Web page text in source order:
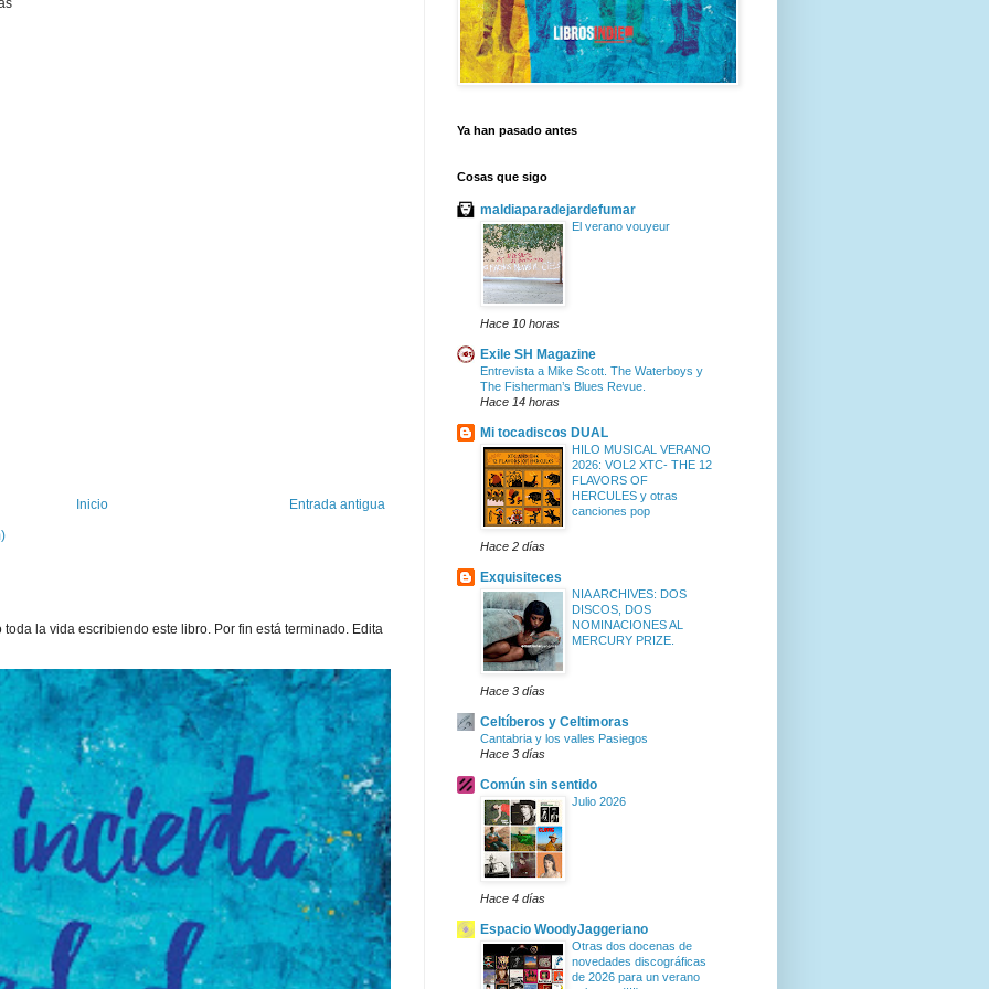
Entrada antigua
Inicio
la vida escribiendo este libro. Por fin está terminado. Edita
Ya han pasado antes
Cosas que sigo
maldiaparadejardefumar
El verano vouyeur
Hace 10 horas
Exile SH Magazine
Entrevista a Mike Scott. The Waterboys y
The Fisherman’s Blues Revue.
Hace 14 horas
Mi tocadiscos DUAL
HILO MUSICAL VERANO
2026: VOL2 XTC- THE 12
FLAVORS OF
HERCULES y otras
canciones pop
Hace 2 días
Exquisiteces
NIA ARCHIVES: DOS
DISCOS, DOS
NOMINACIONES AL
MERCURY PRIZE.
Hace 3 días
Celtíberos y Celtimoras
Cantabria y los valles Pasiegos
Hace 3 días
Común sin sentido
Julio 2026
Hace 4 días
Espacio WoodyJaggeriano
Otras dos docenas de
novedades discográficas
de 2026 para un verano